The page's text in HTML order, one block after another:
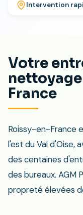
Intervention
Votre
France
Roissy-en-France
l'est du Val d'Oise,
des centaines
des bureaux. AGM
propreté élevées